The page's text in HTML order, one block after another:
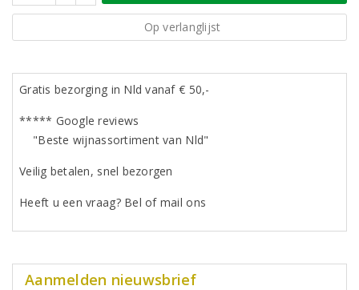
Op verlanglijst
Gratis bezorging in Nld vanaf € 50,-
***** Google reviews
"Beste wijnassortiment van Nld"
Veilig betalen, snel bezorgen
Heeft u een vraag? Bel of mail ons
Aanmelden nieuwsbrief